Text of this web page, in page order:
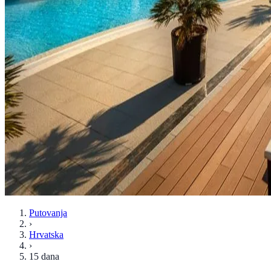
Putovanja
›
Hrvatska
›
15 dana